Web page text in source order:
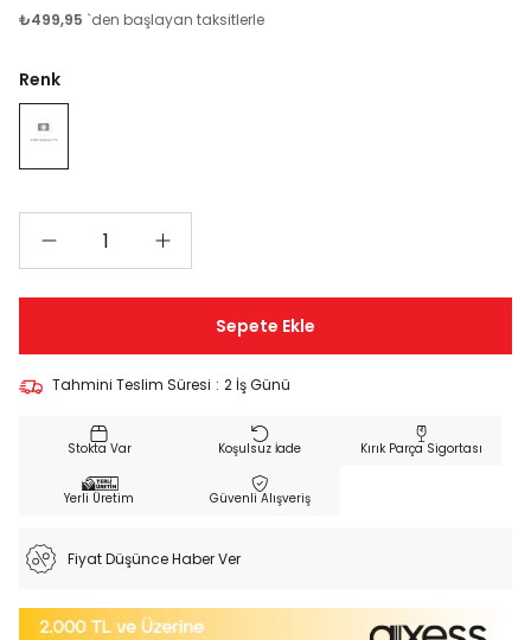
₺499,95 `den başlayan taksitlerle
Renk
Tahmini Teslim Süresi : 2 İş Günü
Koşulsuz İade Kırık Parça Sigortası
Yerli Üretim Güvenli Alışveriş
Fiyat Düşünce Haber Ver